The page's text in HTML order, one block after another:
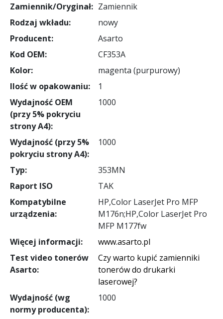
Zamiennik/Oryginał: Zamiennik
Rodzaj wkładu:
nowy
Producent:
Asarto
Kod OEM:
CF353A
Kolor:
magenta (purpurowy)
Ilość w opakowaniu:
1
Wydajność OEM
(przy 5% pokryciu
strony A4):
1000
Wydajność (przy 5%
pokryciu strony A4):
1000
Typ:
353MN
Raport ISO
TAK
Kompatybilne
urządzenia:
HP,Color LaserJet Pro MFP
M176n;HP,Color LaserJet Pro
MFP M177fw
Więcej informacji:
www.asarto.pl
Test video tonerów
Asarto:
Czy warto kupić zamienniki
tonerów do drukarki
laserowej?
Wydajność (wg
normy producenta):
1000